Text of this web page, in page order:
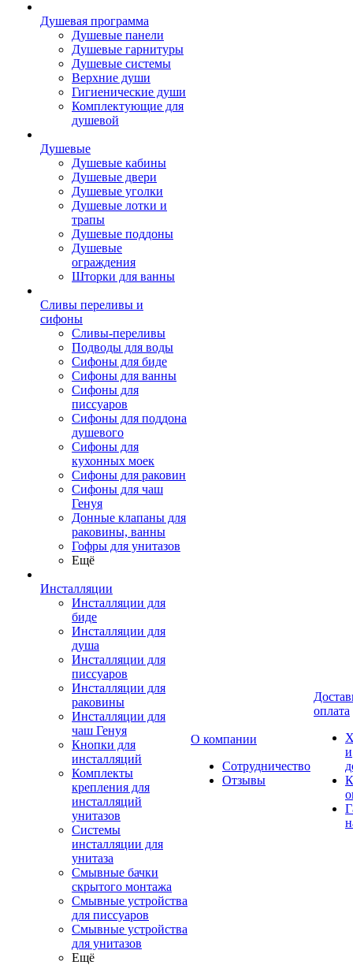
Душевая программа
Душевые панели
Душевые гарнитуры
Душевые системы
Верхние души
Гигиенические души
Комплектующие для
душевой
Душевые
Душевые кабины
Душевые двери
Душевые уголки
Душевые лотки и
трапы
Душевые поддоны
Душевые
ограждения
Шторки для ванны
Сливы переливы и
сифоны
Сливы-переливы
Подводы для воды
Сифоны для биде
Сифоны для ванны
Сифоны для
писсуаров
Сифоны для поддона
душевого
Сифоны для
кухонных моек
Сифоны для раковин
Сифоны для чаш
Генуя
Донные клапаны для
раковины, ванны
Гофры для унитазов
Ещё
Инсталляции
Инсталляции для
биде
Инсталляции для
душа
Инсталляции для
писсуаров
Инсталляции для
раковины
Инсталляции для
чаш Генуя
Кнопки для
инсталляций
Комплекты
крепления для
инсталляций
унитазов
Системы
инсталляции для
унитаза
Смывные бачки
скрытого монтажа
Смывные устройства
для писсуаров
Смывные устройства
для унитазов
Ещё
О компании
Сотрудничество
Отзывы
оплата
и